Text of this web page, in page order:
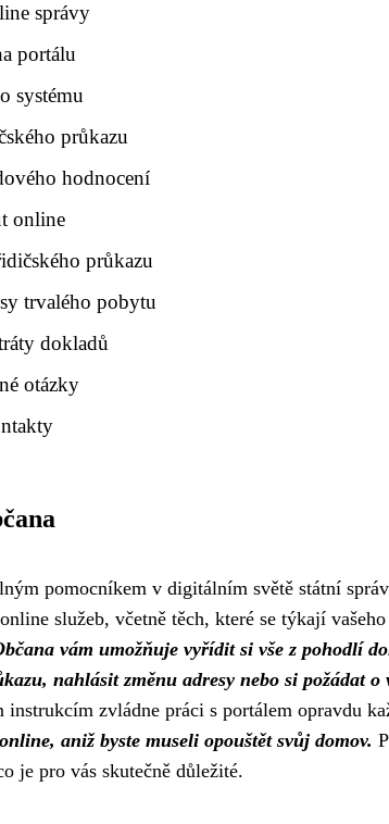
správy
portálu
systému
průkazu
hodnocení
online
průkazu
trvalého pobytu
dokladů
otázky
pomocníkem v digitálním světě státní
služeb, včetně těch, které se týkají
vám umožňuje vyřídit si vše z pohodlí
nahlásit změnu adresy nebo si požádat o
instrukcím zvládne práci s portálem opravdu
aniž byste museli opouštět svůj domov.
je pro vás skutečně důležité.